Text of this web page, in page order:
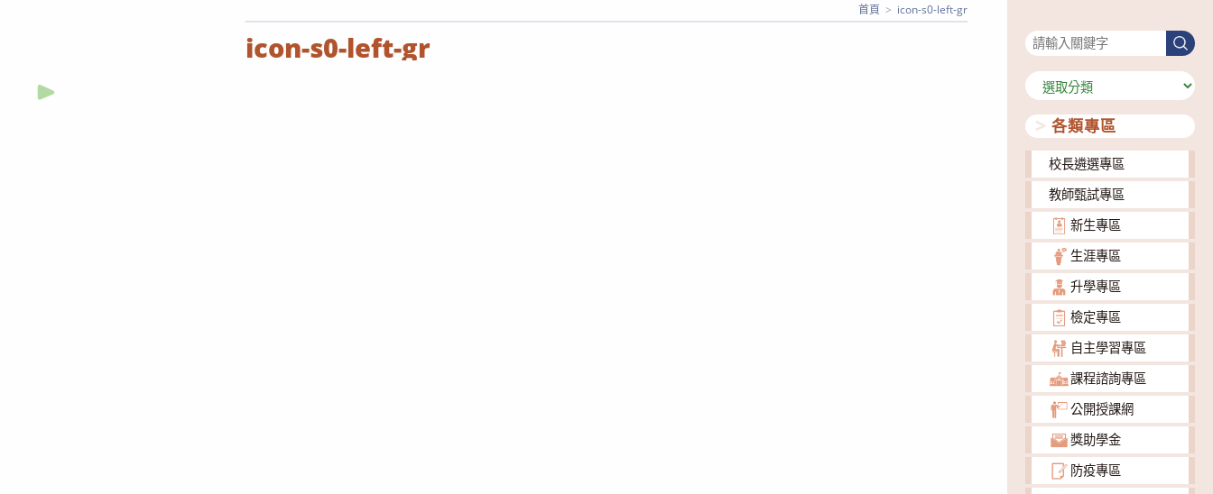
icon-s0-left-gr
首頁 > icon-s0-left-gr
搜
尋
分
類
各類專區
校長遴選專區
教師甄試專區
新生專區
生涯專區
升學專區
檢定專區
自主學習專區
課程諮詢專區
公開授課網
獎助學金
防疫專區